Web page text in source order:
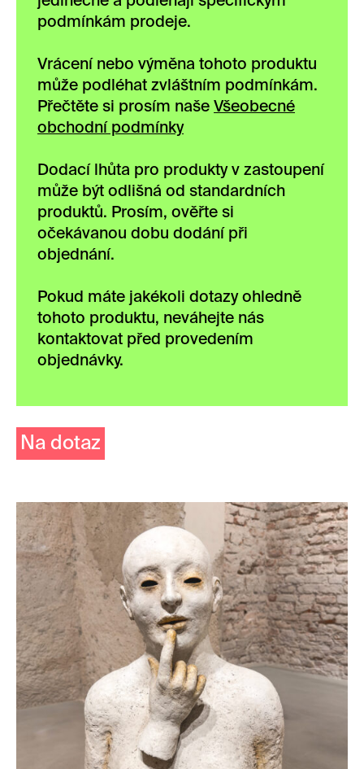
podmínkám prodeje.
Vrácení nebo výměna tohoto produktu
může podléhat zvláštním podmínkám.
Přečtěte si prosím naše Všeobecné
obchodní podmínky
Dodací lhůta pro produkty v zastoupení
může být odlišná od standardních
produktů. Prosím, ověřte si
očekávanou dobu dodání při
objednání.
Pokud máte jakékoli dotazy ohledně
tohoto produktu, neváhejte nás
kontaktovat před provedením
objednávky.
Na dotaz